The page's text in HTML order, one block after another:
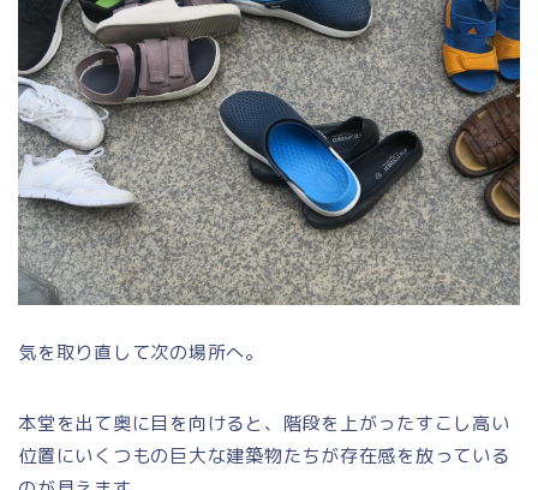
気を取り直して次の場所へ。
本堂を出て奥に目を向けると、階段を上がったすこし高い
位置にいくつもの巨大な建築物たちが存在感を放っている